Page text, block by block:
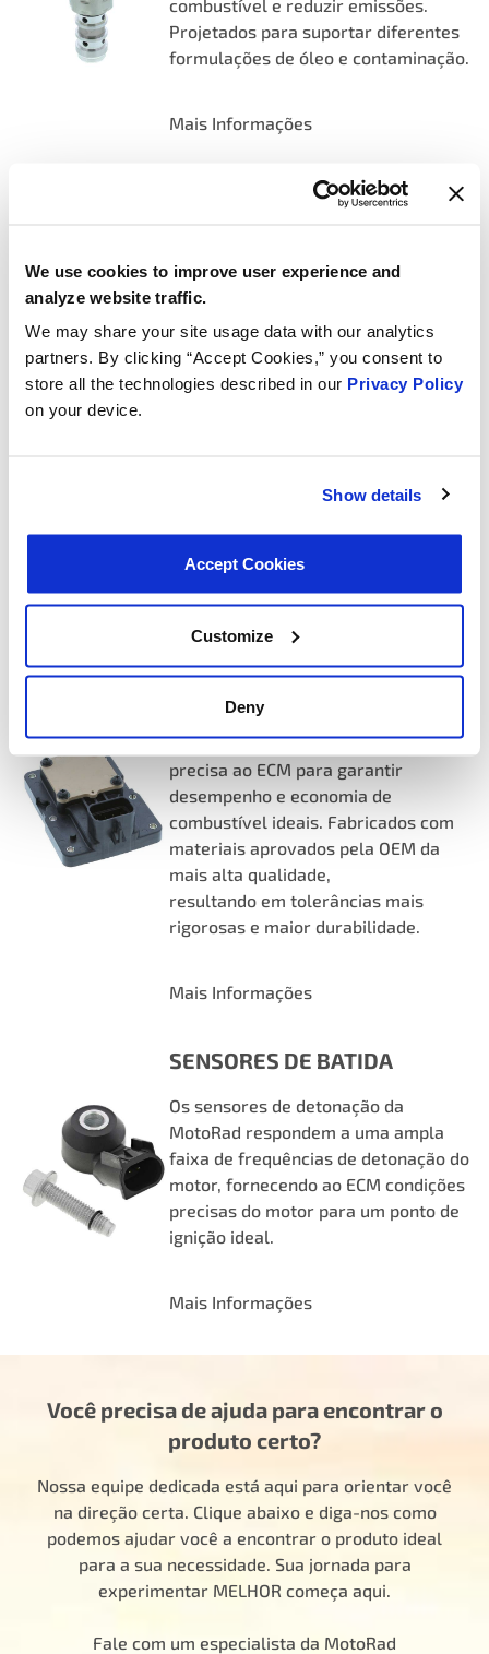
We use cookies to improve user experience and
analyze website traffic.
We may share your site usage data with our analytics
partners. By clicking “Accept Cookies,” you consent to
store all the technologies described in our Privacy Policy
on your device.
Show details
Accept Cookies
Customize
Deny
combustível e reduzir emissões.
Projetados para suportar diferentes
formulações de óleo e contaminação.
Mais Informações
SENSORES/TRANSMISSORES
Os sensores de temperatura do
líquido de arrefecimento da MotoRad
fornecem dados precisos ao PCM
para garantir o gerenciamento
Mais Informações
SENSORES DE POSIÇÃO DO
ACELERADOR
Os sensores de posição da borboleta
da MotoRad oferecem sinalização
precisa ao ECM para garantir
desempenho e economia de
combustível ideais. Fabricados com
materiais aprovados pela OEM da
mais alta qualidade,
resultando em tolerâncias mais
rigorosas e maior durabilidade.
Mais Informações
SENSORES DE BATIDA
Os sensores de detonação da
MotoRad respondem a uma ampla
faixa de frequências de detonação do
motor, fornecendo ao ECM condições
precisas do motor para um ponto de
ignição ideal.
Mais Informações
Você precisa de ajuda para encontrar o
produto certo?
Nossa equipe dedicada está aqui para orientar você
na direção certa. Clique abaixo e diga-nos como
podemos ajudar você a encontrar o produto ideal
para a sua necessidade. Sua jornada para
experimentar MELHOR começa aqui.
Fale com um especialista da MotoRad